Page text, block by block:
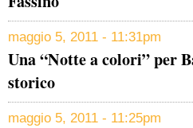
maggio 5, 2011 - 11:31pm
Una “Notte a colori” per
storico
maggio 5, 2011 - 11:25pm